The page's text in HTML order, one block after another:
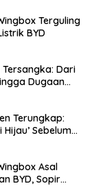
Terguling
BYD
Dari
Dugaan
Terungkap:
Sebelum
Asal
BYD, Sopir